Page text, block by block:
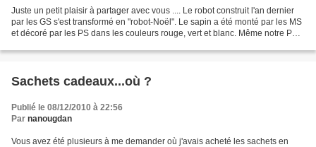
Juste un petit plaisir à partager avec vous .... Le robot construit l'an dernier
par les GS s'est transformé en "robot-Noël". Le sapin a été monté par les MS
et décoré par les PS dans les couleurs rouge, vert et blanc. Même notre Petit
Sachets cadeaux...où ?
Publié le 08/12/2010 à 22:56
Par nanougdan
Vous avez été plusieurs à me demander où j'avais acheté les sachets en